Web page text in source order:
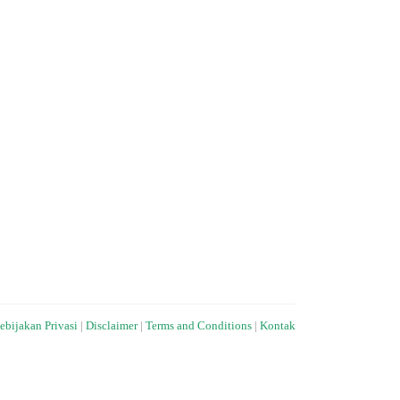
Privasi Disclaimer| Terms and Conditions Kontak